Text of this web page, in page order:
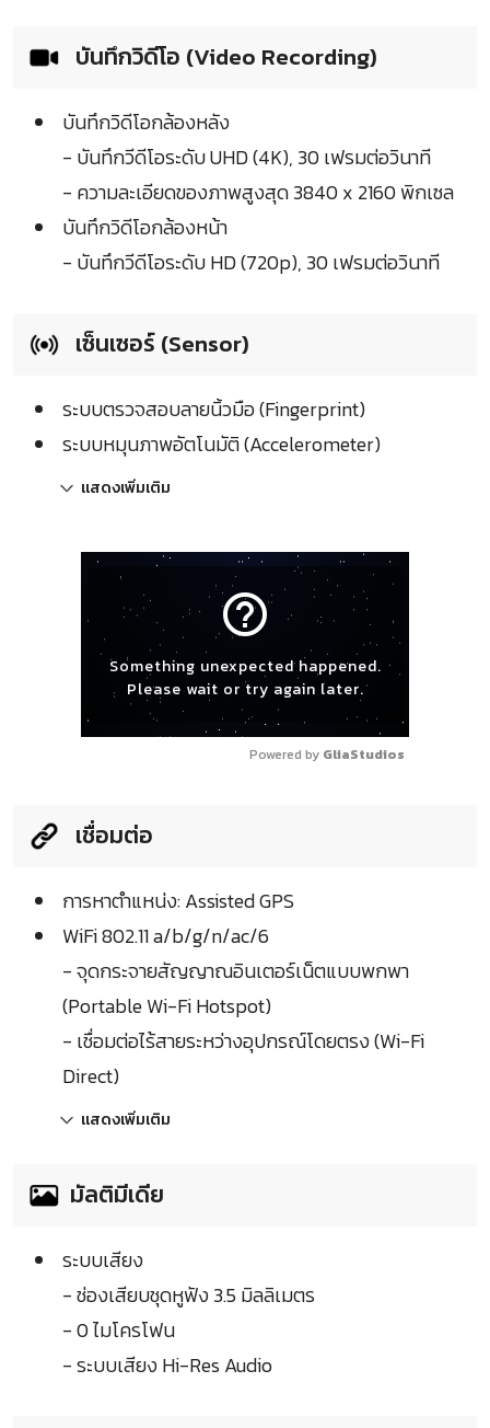
บันทึกวิดีโอ (Video Recording)
บันทึกวิดีโอกล้องหลัง
- บันทึกวีดีโอระดับ UHD (4K), 30 เฟรมต่อวินาที
- ความละเอียดของภาพสูงสุด 3840 x 2160 พิกเซล
บันทึกวิดีโอกล้องหน้า
- บันทึกวีดีโอระดับ HD (720p), 30 เฟรมต่อวินาที
เซ็นเซอร์ (Sensor)
ระบบตรวจสอบลายนิ้วมือ (Fingerprint)
ระบบหมุนภาพอัตโนมัติ (Accelerometer)
แสดงเพิ่มเติม
help_outline
Something unexpected happened.
Please wait or try again later.
Powered by GliaStudios
เชื่อมต่อ
การหาตำแหน่ง: Assisted GPS
WiFi 802.11 a/b/g/n/ac/6
- จุดกระจายสัญญาณอินเตอร์เน็ตแบบพกพา
(Portable Wi-Fi Hotspot)
- เชื่อมต่อไร้สายระหว่างอุปกรณ์โดยตรง (Wi-Fi
Direct)
แสดงเพิ่มเติม
มัลติมีเดีย
ระบบเสียง
- ช่องเสียบชุดหูฟัง 3.5 มิลลิเมตร
- 0 ไมโครโฟน
- ระบบเสียง Hi-Res Audio